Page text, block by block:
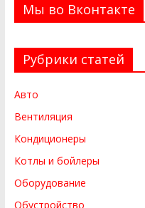
Мы во Вконтакте
Рубрики статей
Авто
Вентиляция
Кондиционеры
Котлы и бойлеры
Оборудование
Обустройство